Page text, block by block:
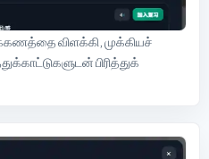
விளக்கி, முக்கியச்
பிரித்துக்